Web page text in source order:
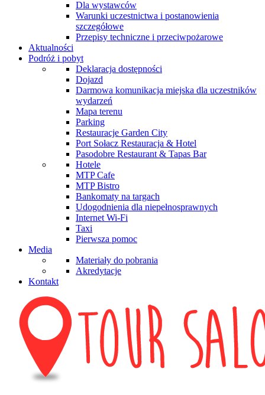
Dla wystawców
Warunki uczestnictwa i postanowienia
szczegółowe
Przepisy techniczne i przeciwpożarowe
Aktualności
Podróż i pobyt
Deklaracja dostępności
Dojazd
Darmowa komunikacja miejska dla uczestników
wydarzeń
Mapa terenu
Parking
Restauracje Garden City
Port Sołacz Restauracja & Hotel
Pasodobre Restaurant & Tapas Bar
Hotele
MTP Cafe
MTP Bistro
Bankomaty na targach
Udogodnienia dla niepełnosprawnych
Internet Wi-Fi
Taxi
Pierwsza pomoc
Media
Materiały do pobrania
Akredytacje
Kontakt